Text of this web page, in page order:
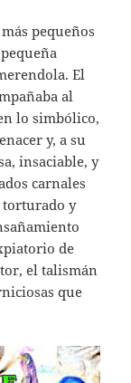
pequeños
El
al
lo simbólico,
y, a su
insaciable, y
carnales
torturado y
de
el talismán
que